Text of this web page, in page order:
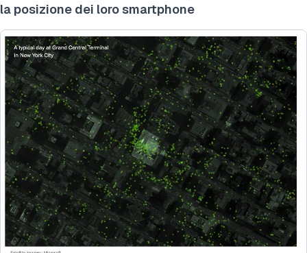
la posizione dei loro smartphone